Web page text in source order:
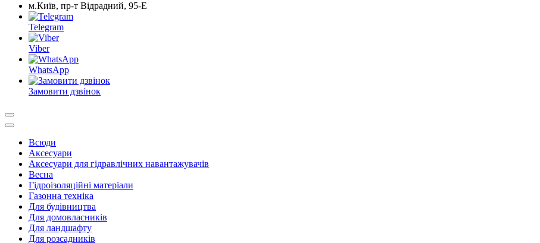
м.Київ, пр-т Відрадний, 95-Е
Telegram
Viber
WhatsApp
Замовити дзвінок
Всюди
Аксесуари
Аксесуари для гідравлічних навантажувачів
Весна
Гідроізоляційні матеріали
Газонна техніка
Для будівництва
Для домовласників
Для ландшафту
Для розсадників